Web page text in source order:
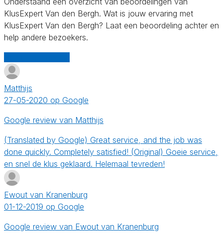
KlusExpert Van den Bergh. Wat is jouw ervaring met
KlusExpert Van den Bergh? Laat een beoordeling achter en
help andere bezoekers.
Matthijs
27-05-2020 op Google
Google review van Matthijs
(Translated by Google) Great service, and the job was
done quickly. Completely satisfied! (Original) Goeie service,
en snel de klus geklaard. Helemaal tevreden!
Ewout van Kranenburg
01-12-2019 op Google
Google review van Ewout van Kranenburg